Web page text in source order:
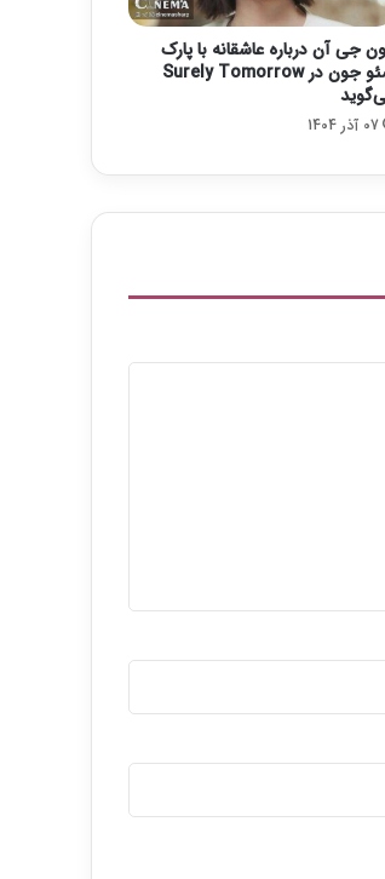
جی آن درباره عاشقانه با پارک
سئو جون در Surely Tomorrow
07 آذر 1404